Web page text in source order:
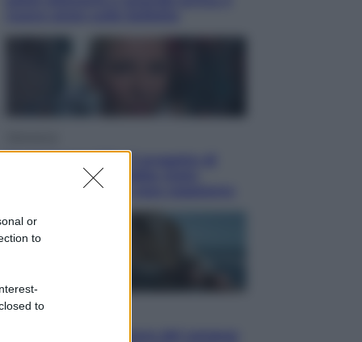
or
to
to
David Fincher sarebbe stato
accantonato. Ecco cosa sappiamo
Cinema